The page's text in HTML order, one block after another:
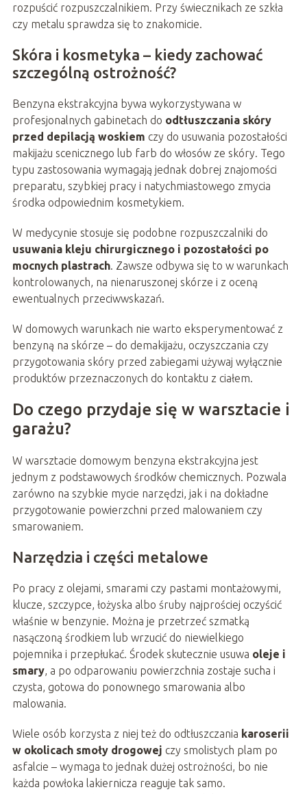
rozpuścić rozpuszczalnikiem. Przy świecznikach ze szkła
czy metalu sprawdza się to znakomicie.
Skóra i kosmetyka – kiedy zachować
szczególną ostrożność?
Benzyna ekstrakcyjna bywa wykorzystywana w
profesjonalnych gabinetach do odtłuszczania skóry
przed depilacją woskiem czy do usuwania pozostałości
makijażu scenicznego lub farb do włosów ze skóry. Tego
typu zastosowania wymagają jednak dobrej znajomości
preparatu, szybkiej pracy i natychmiastowego zmycia
środka odpowiednim kosmetykiem.
W medycynie stosuje się podobne rozpuszczalniki do
usuwania kleju chirurgicznego i pozostałości po
mocnych plastrach. Zawsze odbywa się to w warunkach
kontrolowanych, na nienaruszonej skórze i z oceną
ewentualnych przeciwwskazań.
W domowych warunkach nie warto eksperymentować z
benzyną na skórze – do demakijażu, oczyszczania czy
przygotowania skóry przed zabiegami używaj wyłącznie
produktów przeznaczonych do kontaktu z ciałem.
Do czego przydaje się w warsztacie i
garażu?
W warsztacie domowym benzyna ekstrakcyjna jest
jednym z podstawowych środków chemicznych. Pozwala
zarówno na szybkie mycie narzędzi, jak i na dokładne
przygotowanie powierzchni przed malowaniem czy
smarowaniem.
Narzędzia i części metalowe
Po pracy z olejami, smarami czy pastami montażowymi,
klucze, szczypce, łożyska albo śruby najprościej oczyścić
właśnie w benzynie. Można je przetrzeć szmatką
nasączoną środkiem lub wrzucić do niewielkiego
pojemnika i przepłukać. Środek skutecznie usuwa oleje i
smary, a po odparowaniu powierzchnia zostaje sucha i
czysta, gotowa do ponownego smarowania albo
malowania.
Wiele osób korzysta z niej też do odtłuszczania karoserii
w okolicach smoły drogowej czy smolistych plam po
asfalcie – wymaga to jednak dużej ostrożności, bo nie
każda powłoka lakiernicza reaguje tak samo.